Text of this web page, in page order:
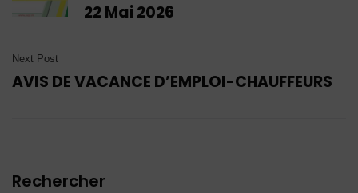
22 Mai 2026
Next Post
AVIS DE VACANCE D’EMPLOI-CHAUFFEURS
Rechercher